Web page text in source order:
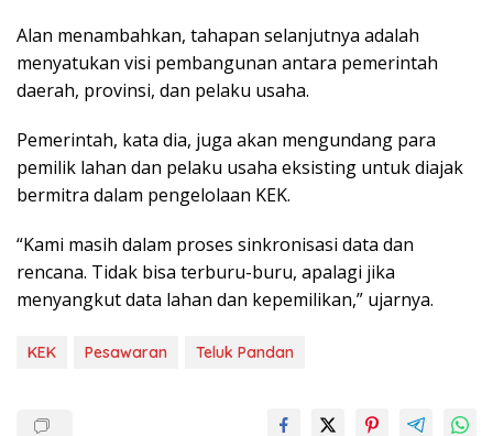
Alan menambahkan, tahapan selanjutnya adalah
menyatukan visi pembangunan antara pemerintah
daerah, provinsi, dan pelaku usaha.
Pemerintah, kata dia, juga akan mengundang para
pemilik lahan dan pelaku usaha eksisting untuk diajak
bermitra dalam pengelolaan KEK.
“Kami masih dalam proses sinkronisasi data dan
rencana. Tidak bisa terburu-buru, apalagi jika
menyangkut data lahan dan kepemilikan,” ujarnya.
KEK Pesawaran Teluk Pandan